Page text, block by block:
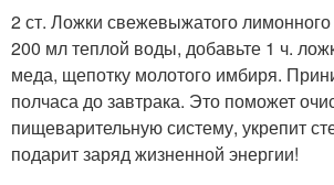
2 ст. Ложки свежевыжатого
200 мл теплой воды, добавьте 1 ч.
меда, щепотку молотого имбиря.
полчаса до завтрака. Это поможет
пищеварительную систему, укрепит
подарит заряд жизненной энергии!